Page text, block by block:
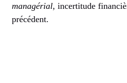
managérial, incertitude
précédent.